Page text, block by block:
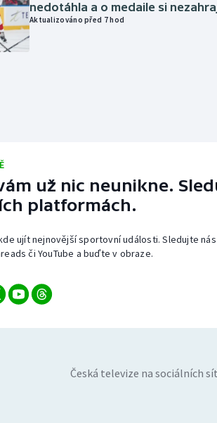
nedotáhla a o medaile si
Aktualizováno před 7 hod
už nic neunikne.
platformách.
ujít nejnovější sportovní události. Sledujte nás
či YouTube a buďte v obraze.
Česká televize na sociálních